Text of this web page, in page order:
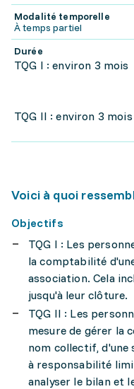
Modalité temporelle
À temps partiel
Durée
TQG I : environ 3 mois
TQG II : environ 3 mois
Voici à quoi
Objectifs
TQG I : Les
la comptabilité
association. Cela
jusqu'à leur clôture.
TQG II : Les
mesure de gérer la
nom collectif, d'une
à responsabilité
analyser le bilan et